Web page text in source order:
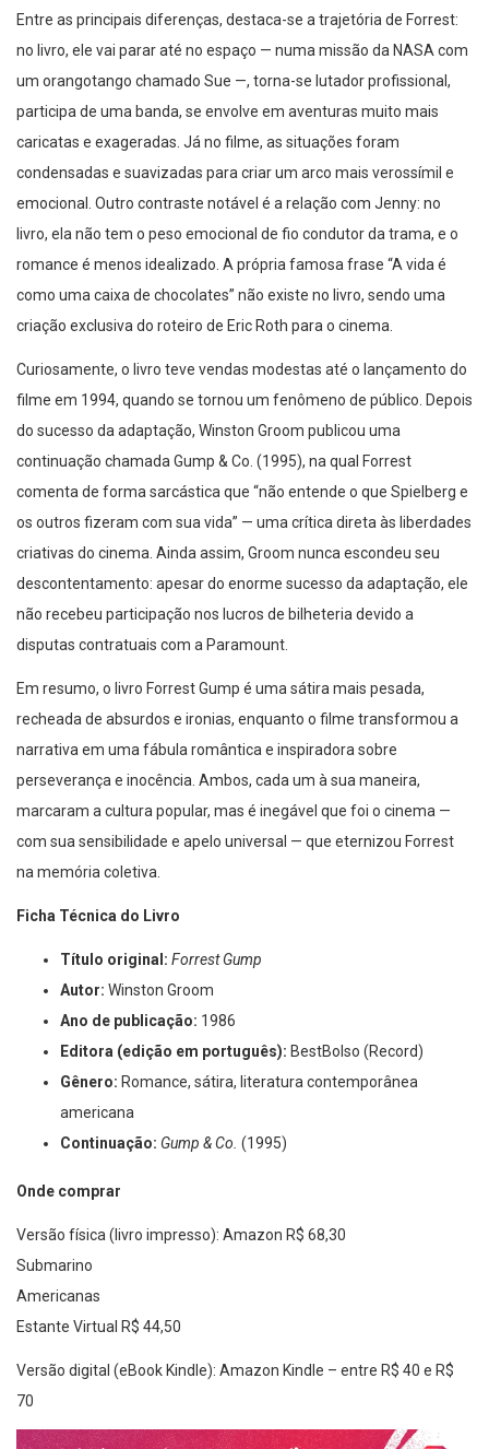
no livro, ele vai parar até no espaço — numa missão da NASA com
um orangotango chamado Sue —, torna-se lutador profissional,
participa de uma banda, se envolve em aventuras muito mais
caricatas e exageradas. Já no filme, as situações foram
condensadas e suavizadas para criar um arco mais verossímil e
emocional. Outro contraste notável é a relação com Jenny: no
livro, ela não tem o peso emocional de fio condutor da trama, e o
romance é menos idealizado. A própria famosa frase “A vida é
como uma caixa de chocolates” não existe no livro, sendo uma
criação exclusiva do roteiro de Eric Roth para o cinema.
filme em 1994, quando se tornou um fenômeno de público. Depois
do sucesso da adaptação, Winston Groom publicou uma
continuação chamada Gump & Co. (1995), na qual Forrest
comenta de forma sarcástica que “não entende o que Spielberg e
os outros fizeram com sua vida” — uma crítica direta às liberdades
criativas do cinema. Ainda assim, Groom nunca escondeu seu
descontentamento: apesar do enorme sucesso da adaptação, ele
não recebeu participação nos lucros de bilheteria devido a
disputas contratuais com a Paramount.
recheada de absurdos e ironias, enquanto o filme transformou a
narrativa em uma fábula romântica e inspiradora sobre
perseverança e inocência. Ambos, cada um à sua maneira,
marcaram a cultura popular, mas é inegável que foi o cinema —
com sua sensibilidade e apelo universal — que eternizou Forrest
na memória coletiva.
Autor: Winston Groom
Ano de publicação:1986
Editora (edição em português):
Gênero: Romance, sátira, literatura contemporânea
americana
Continuação:
Submarino
Americanas
Estante Virtual R$ 44,50
70